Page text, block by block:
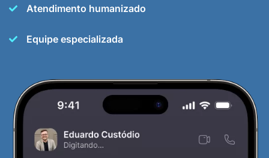
Atendimento humanizado
Equipe especializada